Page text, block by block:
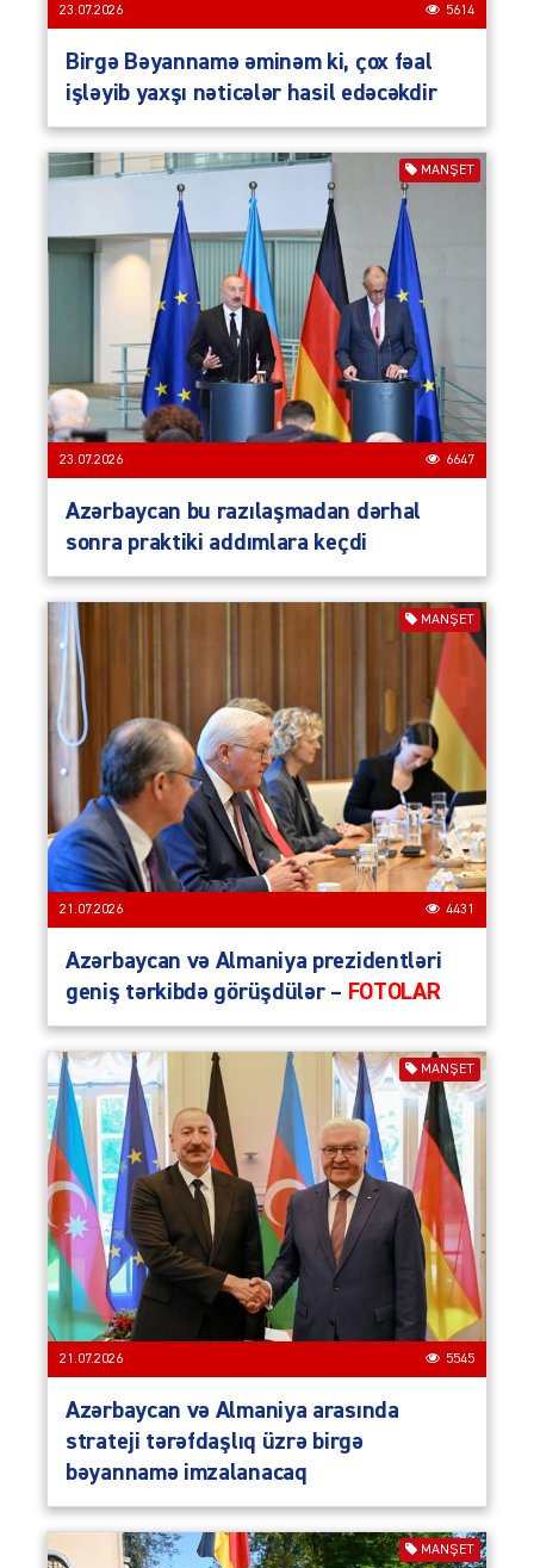
23.07.2026 5614
Birgə Bəyannamə əminəm ki, çox fəal
işləyib yaxşı nəticələr hasil edəcəkdir
MANŞET
23.07.2026 6647
Azərbaycan bu razılaşmadan dərhal
sonra praktiki addımlara keçdi
MANŞET
21.07.2026 4431
Azərbaycan və Almaniya prezidentləri
geniş tərkibdə görüşdülər – FOTOLAR
MANŞET
21.07.2026 5545
Azərbaycan və Almaniya arasında
strateji tərəfdaşlıq üzrə birgə
bəyannamə imzalanacaq
MANŞET